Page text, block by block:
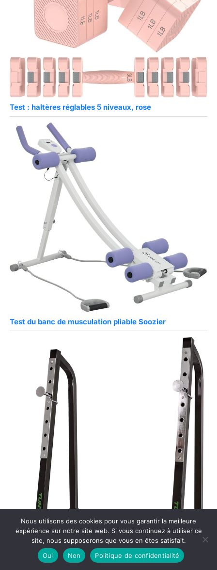
Test : haltères réglables 5 niveaux, rose
Test du banc de musculation pliable Soozier
Nous utilisons des cookies pour vous garantir la meilleure
expérience sur notre site web. Si vous continuez à utiliser ce
site, nous supposerons que vous en êtes satisfait.
Oui
Non Politique de confidentialité